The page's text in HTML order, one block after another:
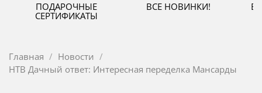
ПОДАРОЧНЫЕ
СЕРТИФИКАТЫ
ВСЕ НОВИНКИ!
Главная
Новости
НТВ Дачный ответ: Интересная переделка Мансарды